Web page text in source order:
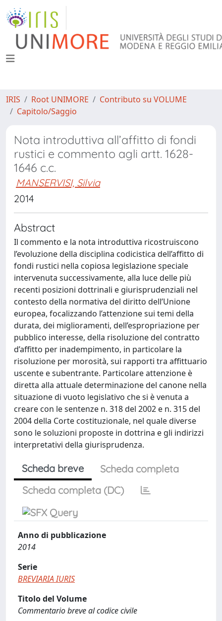
IRIS Root UNIMORE
Contributo su VOLUME
Capitolo/Saggio
Nota introduttiva all’affitto di fondi
rustici e commento agli artt. 1628-
1646 c.c.
MANSERVISI, Silvia
2014
Abstract
Il commento e la nota introduttiva ricostruiscono
l’evoluzione della disciplina codicistica dell’affitto di
fondi rustici nella copiosa legislazione speciale
intervenuta successivamente, alla luce delle più
recenti posizioni dottrinali e giurisprudenziali nel
contesto della normativa del diritto dell’Unione
europea, focalizzando l’attenzione sui temi della
durata, dei miglioramenti, dell’espropriazione per
pubblico interesse, della risoluzione del contratto
d’affitto per inadempimento, in particolare la
risoluzione per morosità, sui rapporti tra affittuario
uscente e subentrante. Particolare attenzione è
diretta alla attuale determinazione del canone nella
situazione di vuoto legislativo che si è venuta a
creare con le sentenze n. 318 del 2002 e n. 315 del
2004 della Corte costituzionale, nel quale diverse
sono le soluzioni proposte in dottrina e gli indirizzi
interpretativi della giurisprudenza.
Scheda breve
Scheda completa
Scheda completa (DC)
Anno di pubblicazione
2014
Serie
BREVIARIA IURIS
Titolo del Volume
Commentario breve al codice civile